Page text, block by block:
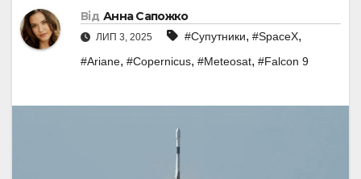
Від Анна Сапожко
ЛИП 3, 2025 #Супутники, #SpaceX,
#Ariane, #Copernicus, #Meteosat, #Falcon 9